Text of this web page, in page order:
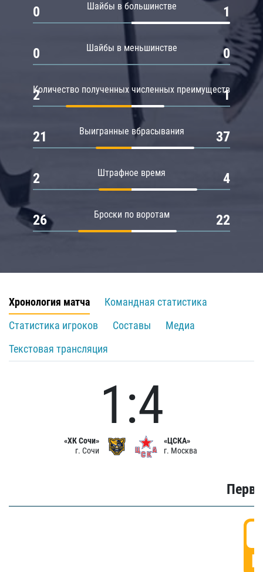
Шайбы в большинстве
0 1
Шайбы в меньшинстве
0 0
Количество полученных численных преимуществ
2 1
Выигранные вбрасывания
21 37
Штрафное время
2 4
Броски по воротам
26 22
Хронология матча
Командная статистика
Статистика игроков
Составы
Медиа
Текстовая трансляция
«ХК Сочи»
г. Сочи
1:4
«ЦСКА»
г. Москва